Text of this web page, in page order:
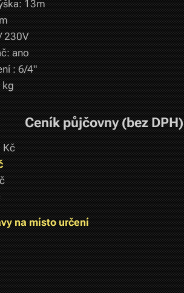
13m
230V
ano
: 6/4"
kg
Ceník půjčovny (bez DPH)
Kč
na místo určení